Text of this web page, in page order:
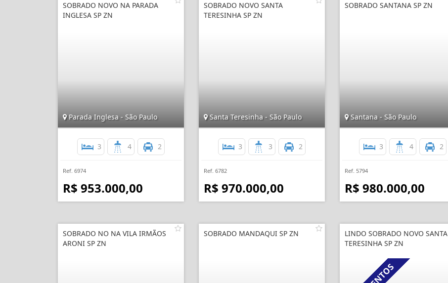
SOBRADO NOVO NA PARADA
INGLESA SP ZN
Parada Inglesa - São Paulo
3 4 2
Ref. 6974
R$ 953.000,00
SOBRADO NOVO SANTA
TERESINHA SP ZN
Santa Teresinha - São Paulo
3 3 2
Ref. 6782
R$ 970.000,00
SOBRADO SANTANA SP ZN
Santana - São Paulo
3 4 2
Ref. 5794
R$ 980.000,00
SOBRADO NO NA VILA IRMÃOS
ARONI SP ZN
SOBRADO MANDAQUI SP ZN
LINDO SOBRADO NOVO SANTA
TERESINHA SP ZN